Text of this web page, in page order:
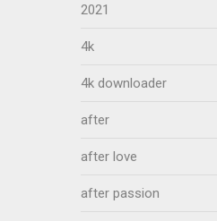
2021
4k
4k downloader
after
after love
after passion